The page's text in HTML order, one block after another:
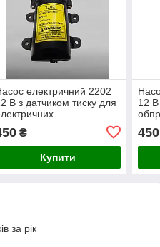
електричний 2202
В з датчиком тиску для
₴
Купити
12 В
450
за рік